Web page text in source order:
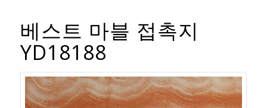
베스트 마블 접촉지
YD18188